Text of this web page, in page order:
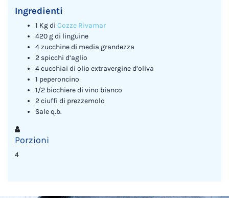
Ingredienti
1 Kg di Cozze Rivamar
420 g di linguine
4 zucchine di media grandezza
2 spicchi d’aglio
4 cucchiai di olio extravergine d’oliva
1 peperoncino
1/2 bicchiere di vino bianco
2 ciuffi di prezzemolo
Sale q.b.
Porzioni
4